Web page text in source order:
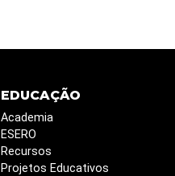
EDUCAÇÃO
Academia
ESERO
Recursos
Projetos Educativos